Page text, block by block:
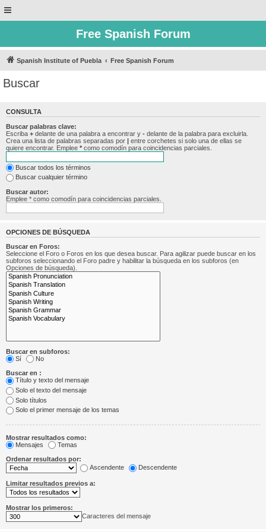
Free Spanish Forum
Spanish Institute of Puebla Free Spanish Forum
Buscar
CONSULTA
Buscar palabras clave:
Escriba + delante de una palabra a encontrar y - delante de la palabra para excluirla.
Crea una lista de palabras separadas por | entre corchetes si solo una de ellas se
quiere encontrar. Emplee * como comodín para coincidencias parciales.
Buscar todos los términos
Buscar cualquier término
Buscar autor:
Emplee * como comodín para coincidencias parciales.
OPCIONES DE BÚSQUEDA
Buscar en Foros:
Seleccione el Foro o Foros en los que desea buscar. Para agilizar puede buscar en los
subforos seleccionando el Foro padre y habilitar la búsqueda en los subforos (en
Opciones de búsqueda).
Buscar en subforos:
Sí
No
Buscar en :
Título y texto del mensaje
Solo el texto del mensaje
Solo títulos
Solo el primer mensaje de los temas
Mostrar resultados como:
Mensajes
Temas
Ordenar resultados por:
Ascendente
Descendente
Limitar resultados previos a:
Mostrar los primeros:
Caracteres del mensaje